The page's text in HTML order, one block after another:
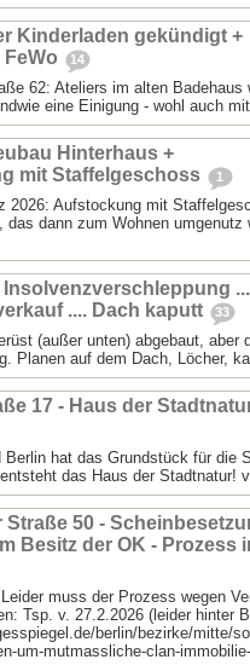
Kinderladen gekündigt +
FeWo
14
62: Ateliers im alten Badehaus
eine Einigung - wohl auch
Hinterhaus +
mit Staffelgeschoss
1
2026: Aufstockung mit
das dann zum Wohnen umgenutz
Insolvenzverschleppung
.... Dach kaputt
33
(außer unten) abgebaut, aber
Planen auf dem Dach, Löcher,
17 - Haus der
Berlin hat das Grundstück für die
das Haus der Stadtnatur!
Straße 50 -
Besitz der OK - Prozess
muss der Prozess wegen
Tsp. v. 27.2.2026 (leider hinter
berlin/bezirke/mitte/
um-mutmassliche-clan-